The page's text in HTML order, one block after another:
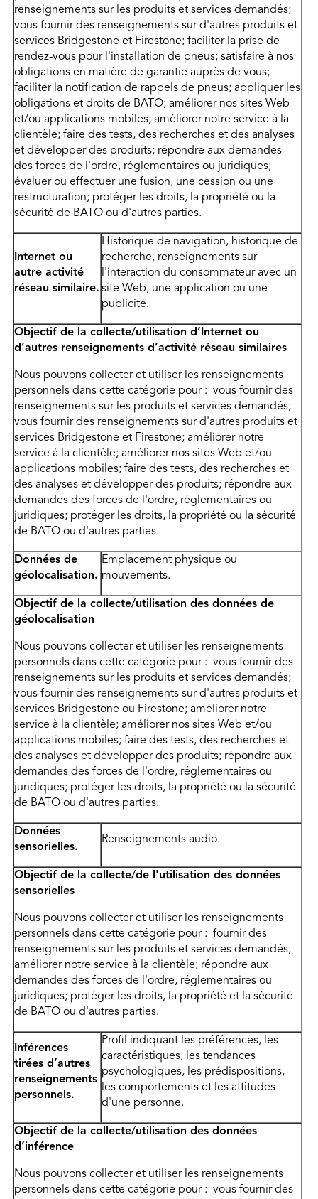
renseignements sur les produits et services demandés;
vous fournir des renseignements sur d'autres produits et
services Bridgestone et Firestone; faciliter la prise de
rendez-vous pour l'installation de pneus; satisfaire à nos
obligations en matière de garantie auprès de vous;
faciliter la notification de rappels de pneus; appliquer les
obligations et droits de BATO; améliorer nos sites Web
et/ou applications mobiles; améliorer notre service à la
clientèle; faire des tests, des recherches et des analyses
et développer des produits; répondre aux demandes
des forces de l'ordre, réglementaires ou juridiques;
évaluer ou effectuer une fusion, une cession ou une
restructuration; protéger les droits, la propriété ou la
sécurité de BATO ou d'autres parties.
Internet ou
autre activité
réseau similaire.
Historique de navigation, historique de
recherche, renseignements sur
l'interaction du consommateur avec un
site Web, une application ou une
publicité.
Objectif de la collecte/utilisation d’Internet ou
d’autres renseignements d’activité réseau similaires
Nous pouvons collecter et utiliser les renseignements
personnels dans cette catégorie pour : vous fournir des
renseignements sur les produits et services demandés;
vous fournir des renseignements sur d'autres produits et
services Bridgestone et Firestone; améliorer notre
service à la clientèle; améliorer nos sites Web et/ou
applications mobiles; faire des tests, des recherches et
des analyses et développer des produits; répondre aux
demandes des forces de l'ordre, réglementaires ou
juridiques; protéger les droits, la propriété ou la sécurité
de BATO ou d'autres parties.
Données de
géolocalisation.
Emplacement physique ou
mouvements.
Objectif de la collecte/utilisation des données de
géolocalisation
Nous pouvons collecter et utiliser les renseignements
personnels dans cette catégorie pour : vous fournir des
renseignements sur les produits et services demandés;
vous fournir des renseignements sur d'autres produits et
services Bridgestone ou Firestone; améliorer notre
service à la clientèle; améliorer nos sites Web et/ou
applications mobiles; faire des tests, des recherches et
des analyses et développer des produits; répondre aux
demandes des forces de l'ordre, réglementaires ou
juridiques; protéger les droits, la propriété ou la sécurité
de BATO ou d'autres parties.
Données
sensorielles.
Renseignements audio.
Objectif de la collecte/de l'utilisation des données
sensorielles
Nous pouvons collecter et utiliser les renseignements
personnels dans cette catégorie pour : fournir des
renseignements sur les produits et services demandés;
améliorer notre service à la clientèle; répondre aux
demandes des forces de l'ordre, réglementaires ou
juridiques; protéger les droits, la propriété et la sécurité
de BATO ou d'autres parties.
Inférences
tirées d’autres
renseignements
personnels.
Profil indiquant les préférences, les
caractéristiques, les tendances
psychologiques, les prédispositions,
les comportements et les attitudes
d'une personne.
Objectif de la collecte/utilisation des données
d’inférence
Nous pouvons collecter et utiliser les renseignements
personnels dans cette catégorie pour : vous fournir des